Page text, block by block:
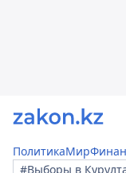
ПолитикаМир
#Выборы в